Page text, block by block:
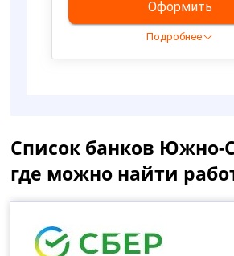
Список банков Южно-
где можно найти